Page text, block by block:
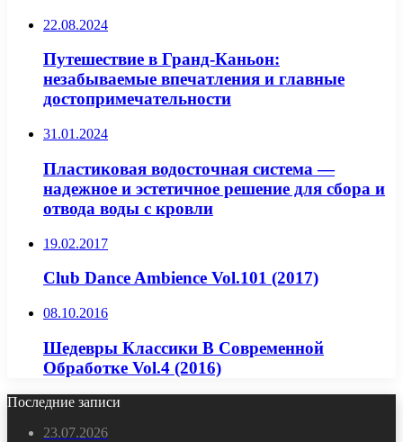
22.08.2024
Путешествие в Гранд-Каньон:
незабываемые впечатления и главные
достопримечательности
31.01.2024
Пластиковая водосточная система —
надежное и эстетичное решение для сбора и
отвода воды с кровли
19.02.2017
Club Dance Ambience Vol.101 (2017)
08.10.2016
Шедевры Классики В Современной
Обработке Vol.4 (2016)
Последние записи
23.07.2026